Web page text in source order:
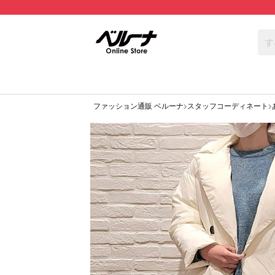
ファッション通販 ベルーナ スタッフコーディネート